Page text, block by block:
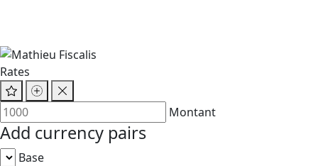
Rates
Montant
Add currency pairs
Base